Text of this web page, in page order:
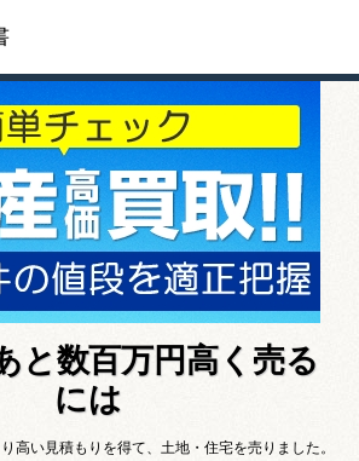
と数百万円高く売る
には
高い見積もりを得て、土地・住宅を売りました。